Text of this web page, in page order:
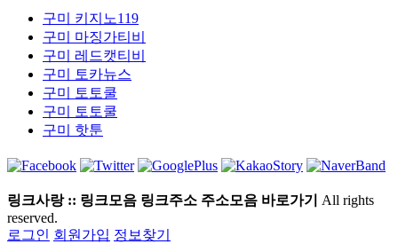
구미 키지노119
구미 마징가티비
구미 레드캣티비
구미
토카뉴스
구미
토토쿨
구미
토토쿨
구미 핫툰
링크사랑 :: 링크모음 링크주소 주소모음 바로가기 All rights
reserved.
로그인 회원가입 정보찾기